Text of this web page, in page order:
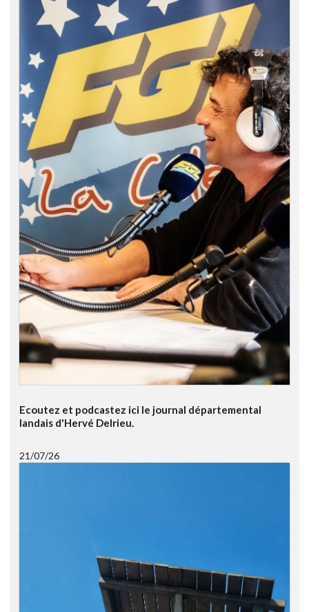
Ecoutez et podcastez ici le journal départemental
landais d'Hervé Delrieu.
21/07/26